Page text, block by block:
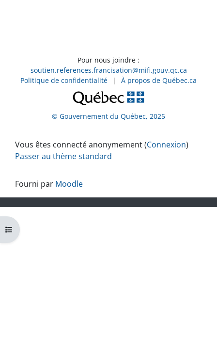
Ouvrir l’index du cours
Pour nous joindre :
soutien.references.francisation@mifi.gouv.qc.ca
Politique de confidentialité
| À propos de Québec.ca
© Gouvernement du Québec, 2025
Vous êtes connecté anonymement (Connexion)
Passer au thème standard
Fourni par Moodle